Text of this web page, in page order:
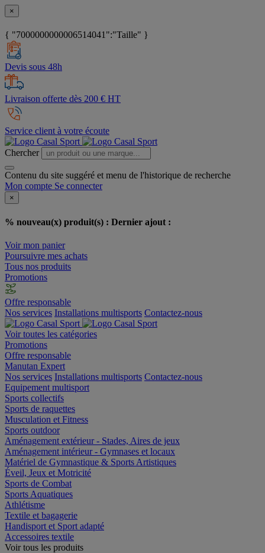
×
{ "7000000000006514041":"Taille" }
Devis sous 48h
Livraison offerte dès 200 € HT
Service client à votre écoute
Chercher
Contenu du site suggéré et menu de l'historique de recherche
Mon compte Se connecter
×
% nouveau(x) produit(s) : Dernier ajout :
Voir mon panier
Poursuivre mes achats
Tous nos produits
Promotions
Offre responsable
Nos services Installations multisports Contactez-nous
Voir toutes les catégories
Promotions
Offre responsable
Manutan Expert
Nos services Installations multisports Contactez-nous
Equipement multisport
Sports collectifs
Sports de raquettes
Musculation et Fitness
Sports outdoor
Aménagement extérieur - Stades, Aires de jeux
Aménagement intérieur - Gymnases et locaux
Matériel de Gymnastique & Sports Artistiques
Éveil, Jeux et Motricité
Sports de Combat
Sports Aquatiques
Athlétisme
Textile et bagagerie
Handisport et Sport adapté
Accessoires textile
Voir tous les produits